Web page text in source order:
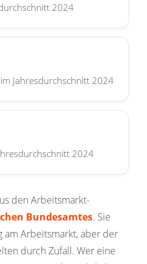
2024
Jahresdurchschnitt 2024
2024
den Arbeitsmarkt-
Bundesamtes. Sie
am Arbeitsmarkt, aber der
durch Zufall. Wer eine